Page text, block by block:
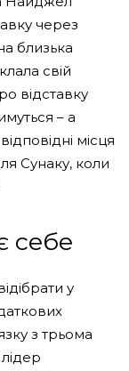
через
близька
свій
відставку
– а
місця
Сунаку, коли
себе
у
з трьома